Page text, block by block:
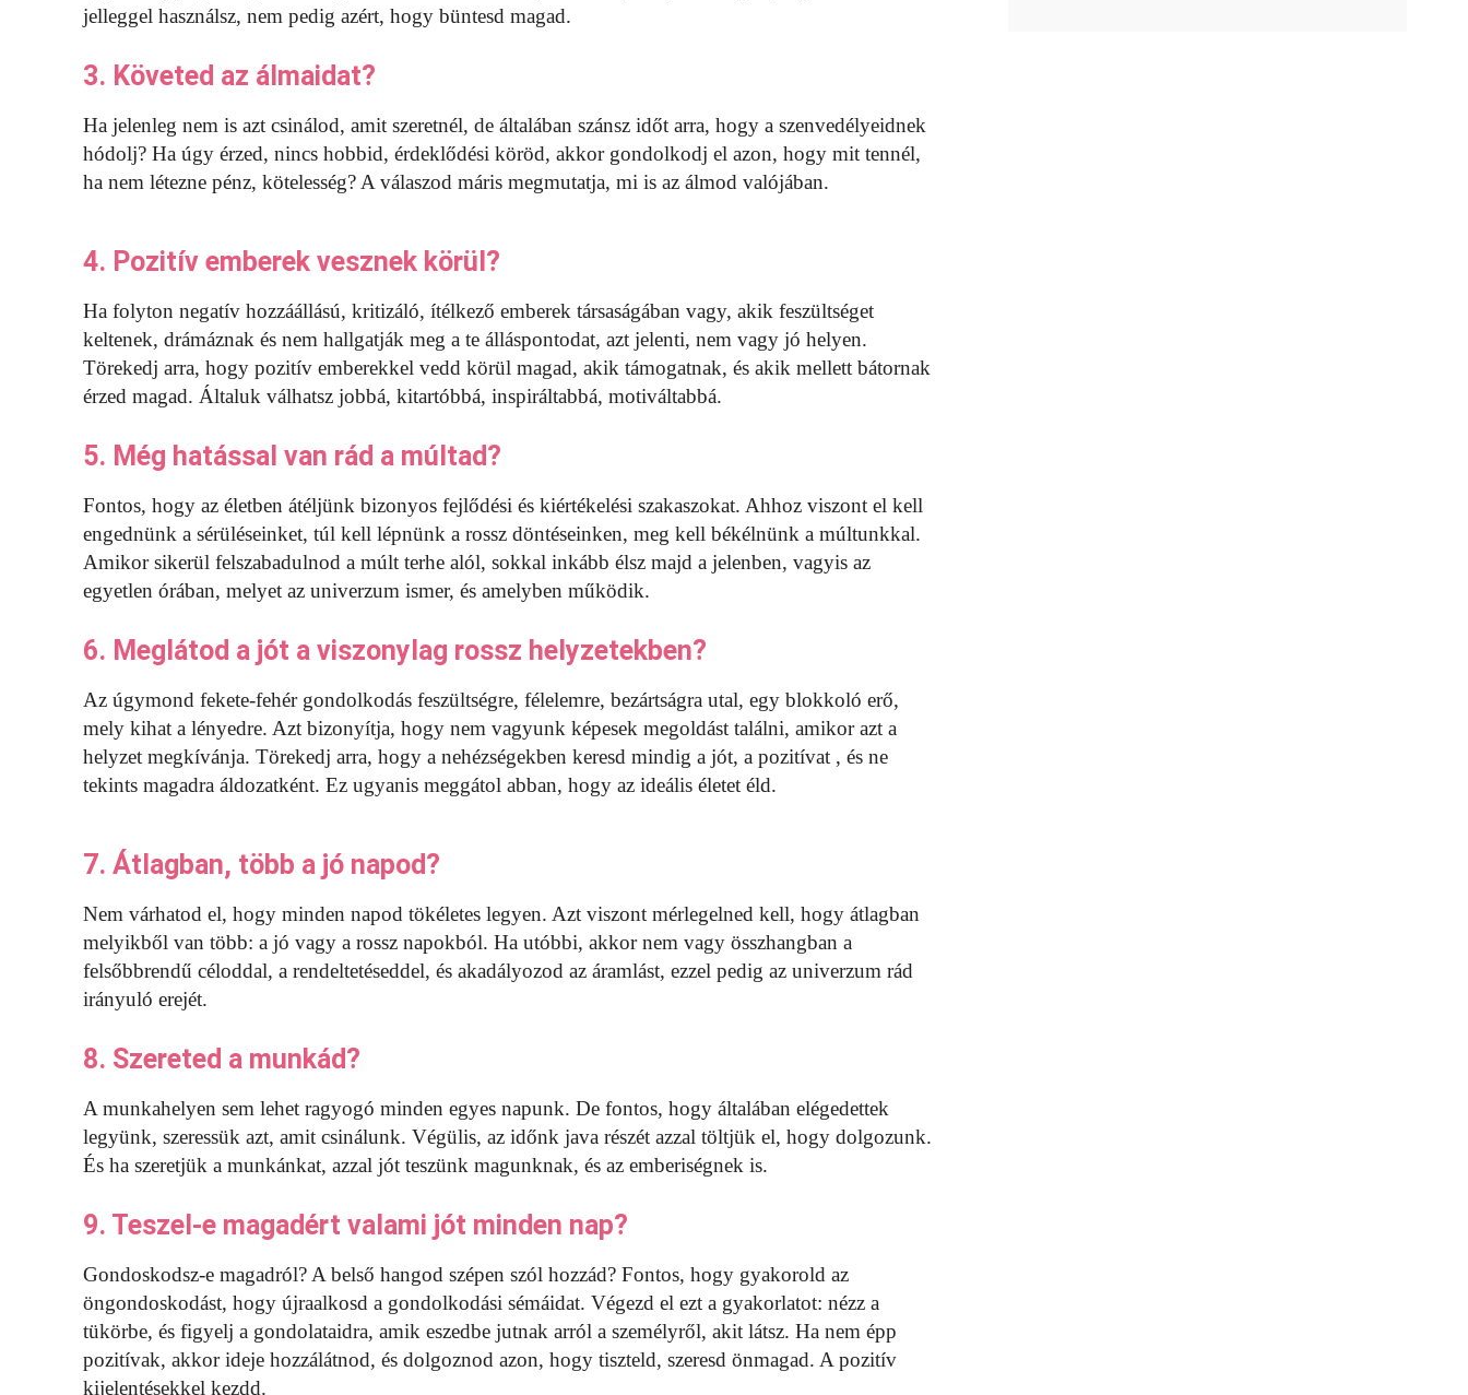
jelleggel használsz, nem pedig azért, hogy büntesd magad.
3. Követed az álmaidat?
Ha jelenleg nem is azt csinálod, amit szeretnél, de általában szánsz időt arra, hogy a szenvedélyeidnek
hódolj? Ha úgy érzed, nincs hobbid, érdeklődési köröd, akkor gondolkodj el azon, hogy mit tennél,
ha nem létezne pénz, kötelesség? A válaszod máris megmutatja, mi is az álmod valójában.
4. Pozitív emberek vesznek körül?
Ha folyton negatív hozzáállású, kritizáló, ítélkező emberek társaságában vagy, akik feszültséget
keltenek, drámáznak és nem hallgatják meg a te álláspontodat, azt jelenti, nem vagy jó helyen.
Törekedj arra, hogy pozitív emberekkel vedd körül magad, akik támogatnak, és akik mellett bátornak
érzed magad. Általuk válhatsz jobbá, kitartóbbá, inspiráltabbá, motiváltabbá.
5. Még hatással van rád a múltad?
Fontos, hogy az életben átéljünk bizonyos fejlődési és kiértékelési szakaszokat. Ahhoz viszont el kell
engednünk a sérüléseinket, túl kell lépnünk a rossz döntéseinken, meg kell békélnünk a múltunkkal.
Amikor sikerül felszabadulnod a múlt terhe alól, sokkal inkább élsz majd a jelenben, vagyis az
egyetlen órában, melyet az univerzum ismer, és amelyben működik.
6. Meglátod a jót a viszonylag rossz helyzetekben?
Az úgymond fekete-fehér gondolkodás feszültségre, félelemre, bezártságra utal, egy blokkoló erő,
mely kihat a lényedre. Azt bizonyítja, hogy nem vagyunk képesek megoldást találni, amikor azt a
helyzet megkívánja. Törekedj arra, hogy a nehézségekben keresd mindig a jót, a pozitívat , és ne
tekints magadra áldozatként. Ez ugyanis meggátol abban, hogy az ideális életet éld.
7. Átlagban, több a jó napod?
Nem várhatod el, hogy minden napod tökéletes legyen. Azt viszont mérlegelned kell, hogy átlagban
melyikből van több: a jó vagy a rossz napokból. Ha utóbbi, akkor nem vagy összhangban a
felsőbbrendű céloddal, a rendeltetéseddel, és akadályozod az áramlást, ezzel pedig az univerzum rád
irányuló erejét.
8. Szereted a munkád?
A munkahelyen sem lehet ragyogó minden egyes napunk. De fontos, hogy általában elégedettek
legyünk, szeressük azt, amit csinálunk. Végülis, az időnk java részét azzal töltjük el, hogy dolgozunk.
És ha szeretjük a munkánkat, azzal jót teszünk magunknak, és az emberiségnek is.
9. Teszel-e magadért valami jót minden nap?
Gondoskodsz-e magadról? A belső hangod szépen szól hozzád? Fontos, hogy gyakorold az
öngondoskodást, hogy újraalkosd a gondolkodási sémáidat. Végezd el ezt a gyakorlatot: nézz a
tükörbe, és figyelj a gondolataidra, amik eszedbe jutnak arról a személyről, akit látsz. Ha nem épp
pozitívak, akkor ideje hozzálátnod, és dolgoznod azon, hogy tiszteld, szeresd önmagad. A pozitív
kijelentésekkel kezdd.